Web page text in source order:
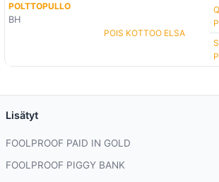
POLTTOPULLO
BH
POIS KOTTOO ELSA
Lisätyt
FOOLPROOF PAID IN GOLD
FOOLPROOF PIGGY BANK